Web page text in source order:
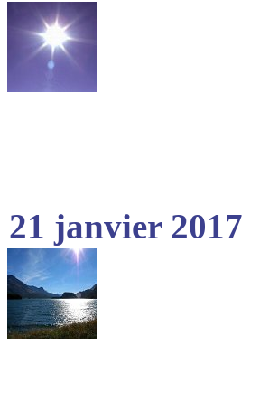
21 janvier 2017